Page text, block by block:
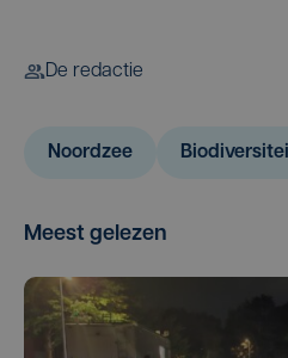
De redactie
Noordzee
Meest gelezen